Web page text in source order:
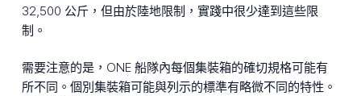
32,500 公斤，但由於陸地限制，實踐中很少達到這些限
制。
需要注意的是，ONE 船隊內每個集裝箱的確切規格可能有
所不同。個別集裝箱可能與列示的標準有略微不同的特性。